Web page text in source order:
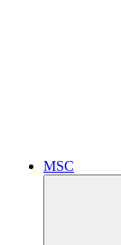
MSC